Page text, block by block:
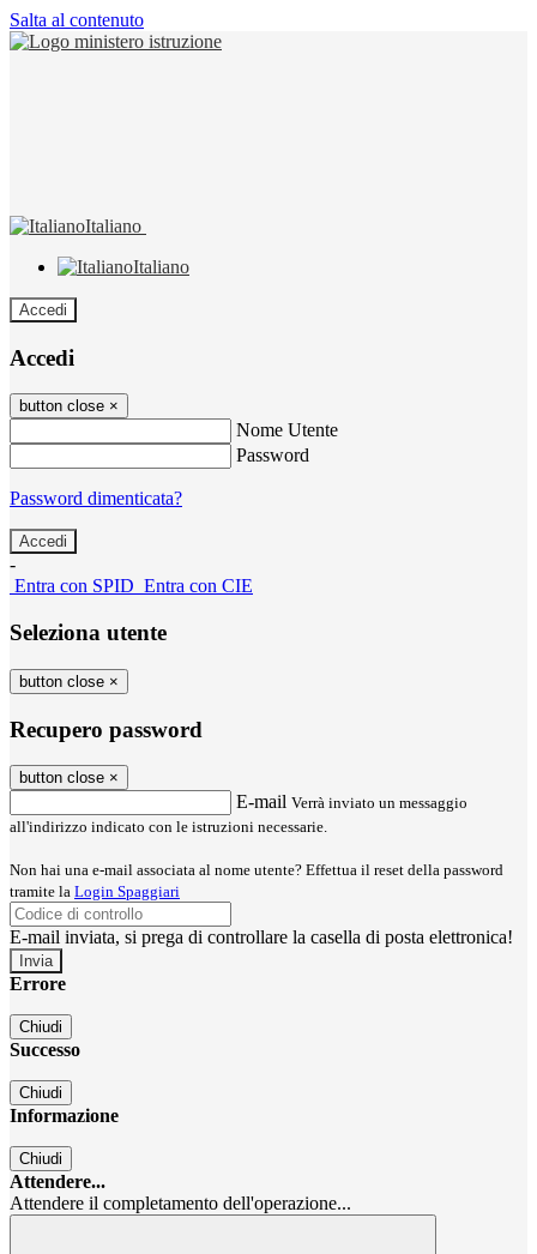
Salta al contenuto
Italiano
Italiano
Accedi
Accedi
button close ×
Nome Utente
Password
Password dimenticata?
-
Entra con SPID Entra con CIE
Seleziona utente
button close ×
Recupero password
button close ×
E-mail Verrà inviato un messaggio
all'indirizzo indicato con le istruzioni necessarie.
Non hai una e-mail associata al nome utente? Effettua il reset della password
tramite la Login Spaggiari
E-mail inviata, si prega di controllare la casella di posta elettronica!
Errore
Chiudi
Successo
Chiudi
Informazione
Chiudi
Attendere...
Attendere il completamento dell'operazione...